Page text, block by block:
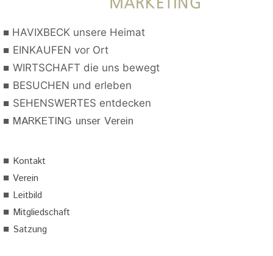
■ HAVIXBECK unsere Heimat
■ EINKAUFEN vor Ort
■ WIRTSCHAFT die uns bewegt
■ BESUCHEN und erleben
■ SEHENSWERTES entdecken
■ MARKETING unser Verein
■ Kontakt
■ Verein
■ Leitbild
■ Mitgliedschaft
■ Satzung